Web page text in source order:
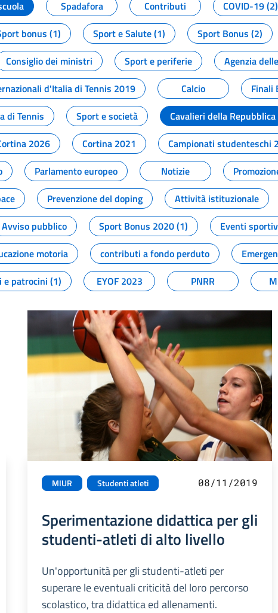
Spadafora Contributi COVID-19 (2)
bonus (1) Sport e Salute (1) Sport Bonus (2)
Consiglio dei ministri Sport e periferie Agenzia
d'Italia di Tennis 2019 Calcio Finali
di Tennis Sport e società Cavalieri della Repubblica
2026 Cortina 2021 Campionati studenteschi
Parlamento europeo Notizie
Prevenzione del doping Attività istituzionale
Avviso pubblico Sport Bonus 2020 (1) Eventi
motoria contributi a fondo perduto
patrocini (1) EYOF 2023 PNRR
MIUR Studenti atleti 08/11/2019
Sperimentazione didattica per gli
studenti-atleti di alto livello
Un'opportunità per gli studenti-atleti per
superare le eventuali criticità del loro percorso
scolastico, tra didattica ed allenamenti.